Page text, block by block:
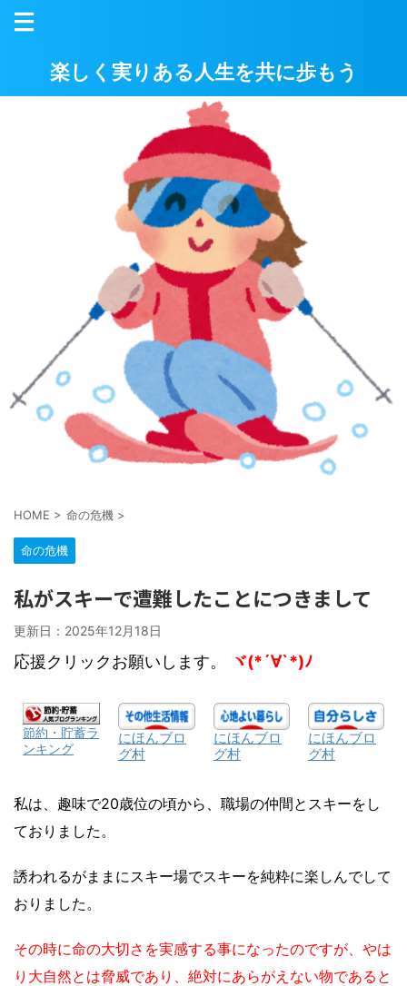
楽しく実りある人生を共に歩もう
HOME > 命の危機 >
命の危機
私がスキーで遭難したことにつきまして
更新日： 2025年12月18日
応援クリックお願いします。 ヾ(*´∀`*)ﾉ
節約・貯蓄ラ
ンキング
にほんブロ
グ村
にほんブロ
グ村
にほんブロ
グ村
私は、趣味で20歳位の頃から、職場の仲間とスキーをし
ておりました。
誘われるがままにスキー場でスキーを純粋に楽しんでして
おりました。
その時に命の大切さを実感する事になったのですが、やは
り大自然とは脅威であり、絶対にあらがえない物であると